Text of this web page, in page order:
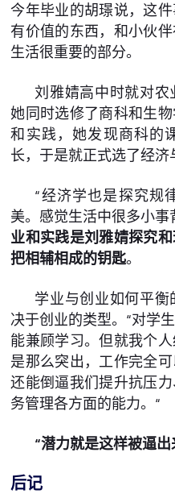
今年毕业的胡璟说，这
有价值的东西，和小伙
生活很重要的部分。
刘雅婧高中时就对农
她同时选修了商科和生
和实践，她发现商科的
长，于是就正式选了经济
“经济学也是探究规
美。感觉生活中很多小
业和实践是刘雅婧探究
把相辅相成的钥匙。
学业与创业如何平
决于创业的类型。“对学
能兼顾学习。但就我个
是那么突出，工作完全
还能倒逼我们提升抗压
务管理各方面的能力。“
“潜力就是这样被逼出
后记